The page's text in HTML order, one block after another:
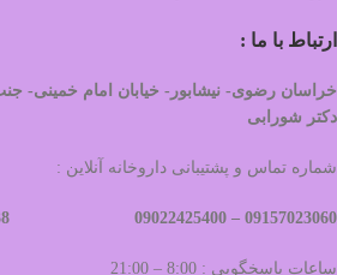
ارتباط با ما :
خراسان رضوی- نیشابور- خیابان امام خمینی-
دکتر شورابی
شماره تماس و پشتیبانی داروخانه آنلاین :
09157023060 –
ساعات پاسخگویی : 8:00 – 21:00